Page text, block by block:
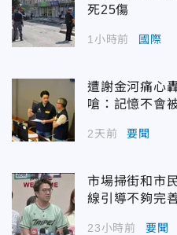
死25傷
1小時前 國際
遭謝金河痛心
嗆：記憶不會
2天前 要聞
市場掃街和市
線引導不夠完
23小時前 要聞